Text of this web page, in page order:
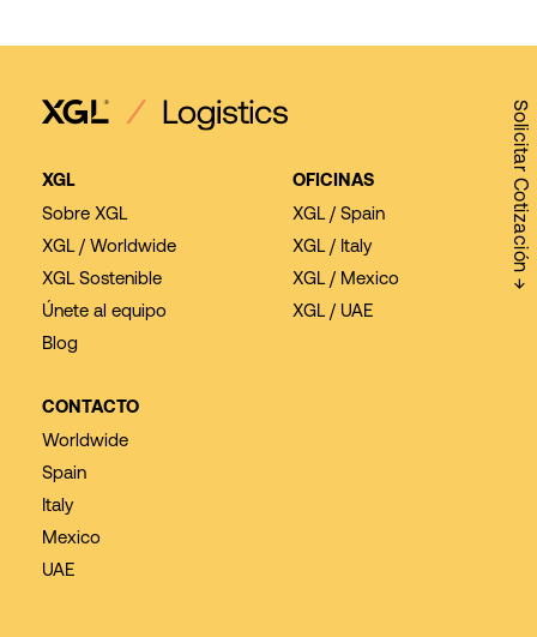
XGL
Sobre XGL
XGL / Worldwide
XGL Sostenible
Únete al equipo
Blog
OFICINAS
XGL / Spain
XGL / Italy
XGL / Mexico
XGL / UAE
CONTACTO
Worldwide
Spain
Italy
Mexico
UAE
Solicitar Cotización →